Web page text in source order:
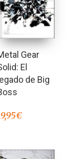
Gear
El
de Big
€